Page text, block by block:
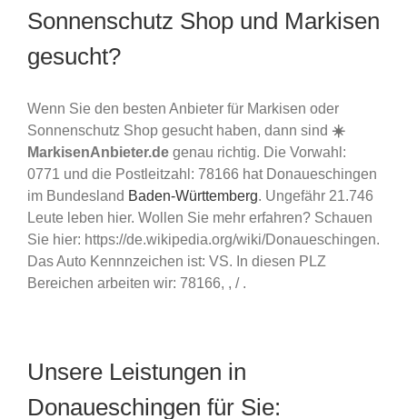
Sonnenschutz Shop und Markisen
gesucht?
Wenn Sie den besten Anbieter für Markisen oder
Sonnenschutz Shop gesucht haben, dann sind ☀️
MarkisenAnbieter.de genau richtig. Die Vorwahl:
0771 und die Postleitzahl: 78166 hat Donaueschingen
im Bundesland Baden-Württemberg. Ungefähr 21.746
Leute leben hier. Wollen Sie mehr erfahren? Schauen
Sie hier: https://de.wikipedia.org/wiki/Donaueschingen.
Das Auto Kennnzeichen ist: VS. In diesen PLZ
Bereichen arbeiten wir: 78166, , / .
Unsere Leistungen in
Donaueschingen für Sie: